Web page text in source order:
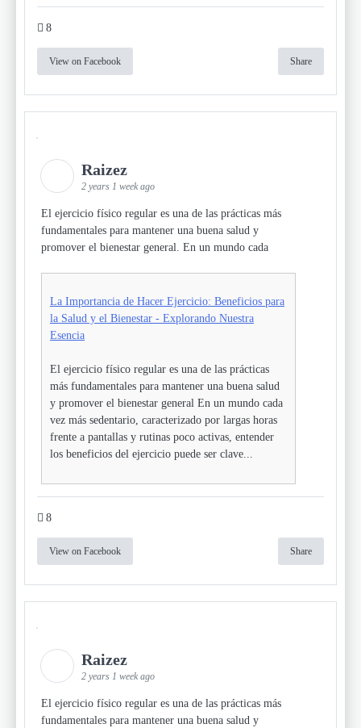
8
View on Facebook Share
Raizez
2 years 1 week ago
El ejercicio físico regular es una de las prácticas más
fundamentales para mantener una buena salud y
promover el bienestar general. En un mundo cada
La Importancia de Hacer Ejercicio: Beneficios para
la Salud y el Bienestar - Explorando Nuestra
Esencia
El ejercicio físico regular es una de las prácticas
más fundamentales para mantener una buena salud
y promover el bienestar general En un mundo cada
vez más sedentario, caracterizado por largas horas
frente a pantallas y rutinas poco activas, entender
los beneficios del ejercicio puede ser clave...
8
View on Facebook Share
Raizez
2 years 1 week ago
El ejercicio físico regular es una de las prácticas más
fundamentales para mantener una buena salud y